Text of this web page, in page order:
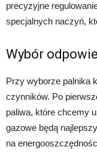
precyzyjne
specjalnych naczyń,
Wybór
Przy wyborze palnika
czynników. Po
paliwa, które chcemy
gazowe będą
na